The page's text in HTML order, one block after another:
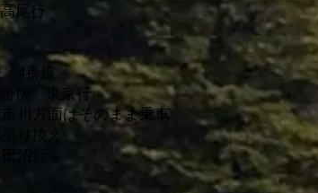
尾行
4番線
快
東京行
方面はそのまま乗車
り換え
沼行